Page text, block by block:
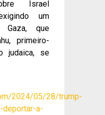
Israel
um
Gaza, que
primeiro-
judaica, se
2024/05/28/trump-
a-